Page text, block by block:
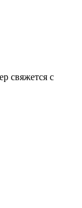
свяжется с